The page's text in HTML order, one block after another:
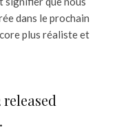
dans le prochain
plus réaliste et